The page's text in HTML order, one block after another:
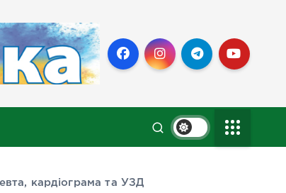
кардіограма та УЗД